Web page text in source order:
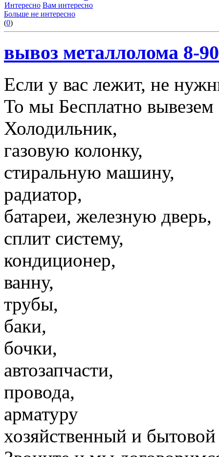
Интересно Вам интересно
Больше не интересно
(0)
вывоз металлолома 8-
Если у вас лежит, не
То мы Бесплатно
Холодильник,
газовую колонку,
стиральную машину,
радиатор,
батареи, железную дверь,
сплит систему,
кондиционер,
ванну,
трубы,
баки,
бочки,
автозапчасти,
провода,
арматуру
хозяйственный и